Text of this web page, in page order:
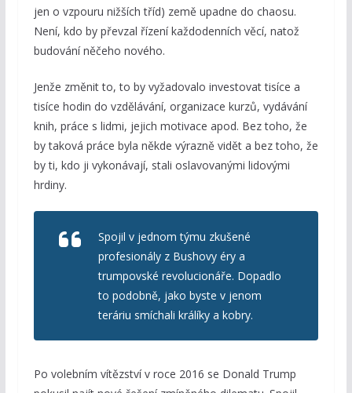
jen o vzpouru nižších tříd) země upadne do chaosu.
Není, kdo by převzal řízení každodenních věcí, natož
budování něčeho nového.
Jenže změnit to, to by vyžadovalo investovat tisíce a
tisíce hodin do vzdělávání, organizace kurzů, vydávání
knih, práce s lidmi, jejich motivace apod. Bez toho, že
by taková práce byla někde výrazně vidět a bez toho, že
by ti, kdo ji vykonávají, stali oslavovanými lidovými
hrdiny.
Spojil v jednom týmu zkušené
profesionály z Bushovy éry a
trumpovské revolucionáře. Dopadlo
to podobně, jako byste v jenom
teráriu smíchali králíky a kobry.
Po volebním vítězství v roce 2016 se Donald Trump